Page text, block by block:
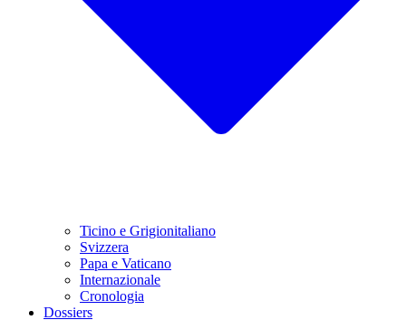
Ticino e Grigionitaliano
Svizzera
Papa e Vaticano
Internazionale
Cronologia
Dossiers